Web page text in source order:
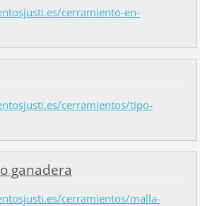
cerramiento-en-
cerramientos/tipo-
ganadera
cerramientos/malla-